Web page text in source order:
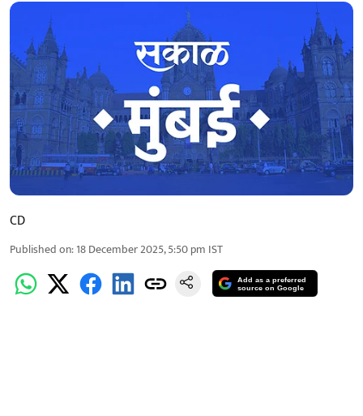
CD
Published on:18 December 2025, 5:50 pm IST
Add as a preferred
source on Google